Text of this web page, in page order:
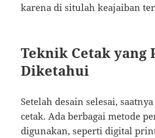
karena di situlah keajaiban
Teknik Cetak yang
Diketahui
Setelah desain selesai,
cetak. Ada berbagai metode
digunakan, seperti digital